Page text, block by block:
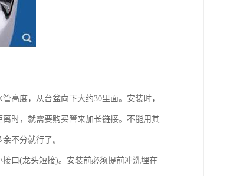
高度，从台盆向下大约30里面。安装时，
时，就需要购买管来加长链接。不能用其
不分就行了。
口(龙头短接)。安装前必须提前冲洗埋在